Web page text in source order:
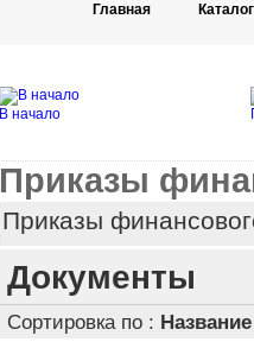
Главная
В начало
Приказы
Приказы
Документы
Сортировка по :